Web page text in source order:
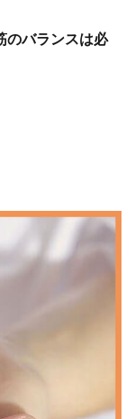
のバランスは必